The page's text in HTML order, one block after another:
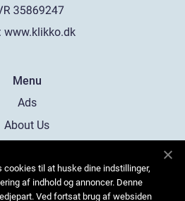
www.klikko.dk
Menu
Ads
About Us
Contact
Sitemap
cookies til at huske dine indstillinger,
af indhold og annoncer. Denne
Ved fortsat brug af websiden